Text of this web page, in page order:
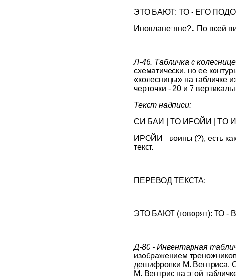
ЭТО БАЮТ: ТО - ЕГО
Инопланетяне?.. По всей
Л-46. Табличка с
схематически, но ее
«колесницы» на табличке
черточки - 20 и 7
Текст надписи:
СИ БАИ | ТO ИРОЙИ | TO
ИРОЙИ - воины (?), есть
текст.
ПЕРЕВОД ТЕКСТА:
ЭТО БАЮТ (говорят): ТО
Д-80 - Инвентарная
изображением
дешифровки М. Вентриса. О
М. Вентрис на этой